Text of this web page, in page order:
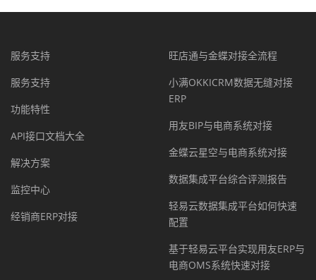
服务支持
服务支持
功能特性
API接口文档大全
解决方案
监控中心
经销商ERP对接
旺店通与金蝶对接全流程
小满OKKICRM数据无缝对接
ERP
用友BIP与电商系统对接
金蝶云星空与电商系统对接
数据集成平台综合评测报告
轻易云数据集成平台如何快速
配置
基于轻易云平台实现用友ERP与
电商OMS系统快速对接